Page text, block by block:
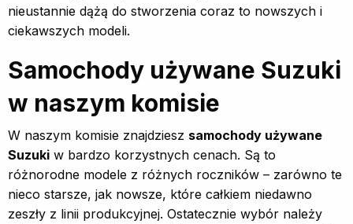
nieustannie dążą do stworzenia coraz to nowszych i
ciekawszych modeli.
Samochody używane Suzuki
w naszym komisie
W naszym komisie znajdziesz samochody używane
Suzuki w bardzo korzystnych cenach. Są to
różnorodne modele z różnych roczników – zarówno te
nieco starsze, jak nowsze, które całkiem niedawno
zeszły z linii produkcyjnej. Ostatecznie wybór należy